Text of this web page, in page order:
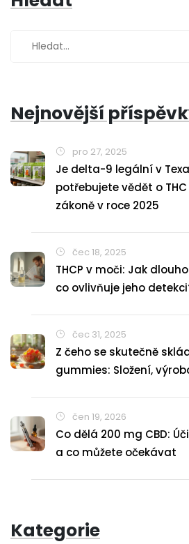
Nejnovější
pro 27, 2025
Je delta-9 legální v
potřebujete vědět o
zákoně v roce 2025
čec 18, 2025
THCP v moči: Jak
co ovlivňuje jeho
čec 31, 2025
Z čeho se skutečně
gummies: Složení,
čen 19, 2026
Co dělá 200 mg CBD:
a co můžete očekávat
Kategorie